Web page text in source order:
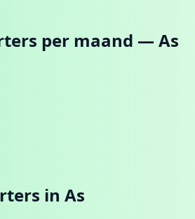
per maand — As
in As